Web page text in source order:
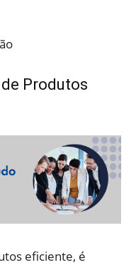
Produtos
eficiente, é